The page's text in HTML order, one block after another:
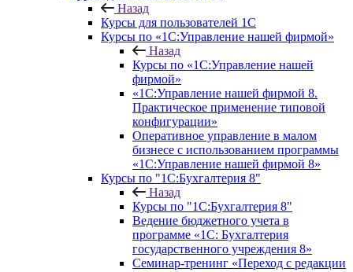
Назад
Курсы для пользователей 1С
Курсы по «1С:Управление нашей фирмой»
Назад
Курсы по «1С:Управление нашей
фирмой»
«1С:Управление нашей фирмой 8.
Практическое применение типовой
конфигурации»
Оперативное управление в малом
бизнесе с использованием программы
«1С:Управление нашей фирмой 8»
Курсы по "1С:Бухгалтерия 8"
Назад
Курсы по "1С:Бухгалтерия 8"
Ведение бюджетного учета в
программе «1С: Бухгалтерия
государственного учреждения 8»
Семинар-тренинг «Переход с редакции